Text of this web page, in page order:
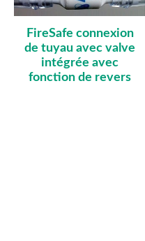
FireSafe connexion
de tuyau avec valve
intégrée avec
fonction de revers